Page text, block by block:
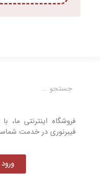
فروشگاه اینترنتی
فیبرنوری در خدمت